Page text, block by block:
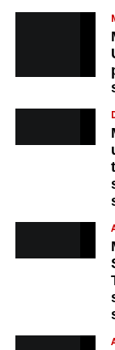
Ora 10.00–
–
recreative
–
Sebeș:
–
festivitatea de
Evaluare
–